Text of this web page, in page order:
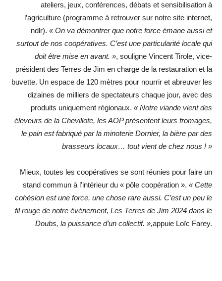
ateliers, jeux, conférences, débats et sensibilisation à
l’agriculture (programme à retrouver sur notre site internet,
ndlr). « On va démontrer que notre force émane aussi et
surtout de nos coopératives. C’est une particularité locale qui
doit être mise en avant. », souligne Vincent Tirole, vice-
président des Terres de Jim en charge de la restauration et la
buvette. Un espace de 120 mètres pour nourrir et abreuver les
dizaines de milliers de spectateurs chaque jour, avec des
produits uniquement régionaux. « Notre viande vient des
éleveurs de la Chevillote, les AOP présentent leurs fromages,
le pain est fabriqué par la minoterie Dornier, la bière par des
brasseurs locaux… tout vient de chez nous ! »
Mieux, toutes les coopératives se sont réunies pour faire un
stand commun à l’intérieur du « pôle coopération ». « Cette
cohésion est une force, une chose rare aussi. C’est un peu le
fil rouge de notre événement, Les Terres de Jim 2024 dans le
Doubs, la puissance d’un collectif. »,appuie Loïc Farey.